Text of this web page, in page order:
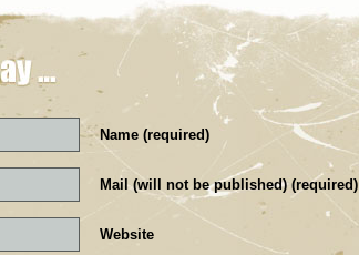
Name (required)
Mail (will not be published) (required)
Website